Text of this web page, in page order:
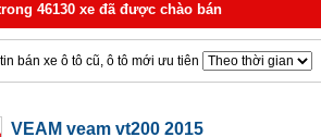
46130 xe đã được chào bán
bán xe ô tô cũ, ô tô mới ưu tiên
VEAM veam vt200 2015